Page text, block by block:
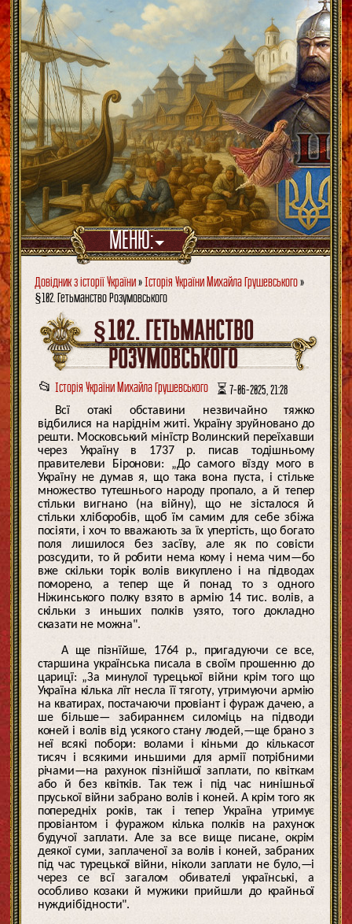
МЕНЮ:
Довідник з історії України»Історія України Михайла Грушевського»
§102. Гетьманство Розумовського
§102. ГЕТЬМАНСТВО
РОЗУМОВСЬКОГО
📂 Історія України Михайла Грушевського ⏳ 7-06-2025, 21:28
Всї отакі обставини незвичайно тяжко
відбилися на наріднім житі. Україну зруйновано до
решти. Московський мінїстр Волинский переїхавши
через Україну в 1737 р. писав тодішньому
правителеви Біронови: „До самого вїзду мого в
Україну не думав я, що така вона пуста, і стільке
множество тутешнього народу пропало, а й тепер
стільки вигнано (на війну), що не зісталося й
стільки хліборобів, щоб їм самим для себе збіжа
посіяти, і хоч то вважають за їх упертість, що богато
поля лишилося без засїву, але як по совісти
розсудити, то й робити нема кому і нема чим—бо
вже скільки торік волів викуплено і на підводах
поморено, а тепер ще й понад то з одного
Ніжинського полку взято в армію 14 тис. волів, а
скільки з иньших полків узято, того докладно
сказати не можна".
А ще пізнїйше, 1764 р., пригадуючи се все,
старшина українська писала в своїм прошенню до
царицї: „За минулої турецької війни крім того що
Україна кілька лїт несла її тяготу, утримуючи армію
на кватирах, постачаючи провіант і фураж дачею, а
ше більше— забираннєм силоміць на підводи
коней і волів від усякого стану людей,—ще брано з
неї всякі побори: волами і кіньми до кількасот
тисяч і всякими иньшими для армії потрібними
річами—на рахунок пізнійшої заплати, по квіткам
або й без квітків. Так теж і під час нинішньої
пруської війни забрано волів і коней. А крім того як
попередніх років, так і тепер Україна утримує
провіантом і фуражом кілька полків на рахунок
будучої заплати. Але за все вище писане, окрім
деякої суми, заплаченої за волів і коней, забраних
під час турецької війни, ніколи заплати не було,—і
через се всї загалом обивателі українські, а
особливо козаки й мужики прийшли до крайньої
нуждиібідности".